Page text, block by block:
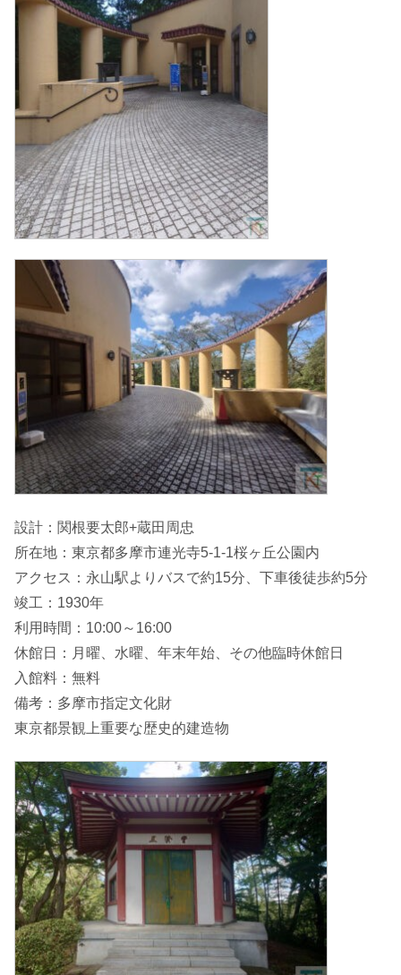
設計：関根要太郎+蔵田周忠
所在地：東京都多摩市連光寺5-1-1桜ヶ丘公園内
アクセス：永山駅よりバスで約15分、下車後徒歩約5分
竣工：1930年
利用時間：10:00～16:00
休館日：月曜、水曜、年末年始、その他臨時休館日
入館料：無料
備考：多摩市指定文化財
東京都景観上重要な歴史的建造物